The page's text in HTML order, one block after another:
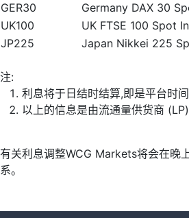
GER30
Germany DAX 30
UK100
UK FTSE 100 Spot
JP225
Japan Nikkei 225
注:
利息将于日结时结算,即是平台时
以上的信息是由流通量供货商
有关利息调整WCG Markets将会在晚
系。